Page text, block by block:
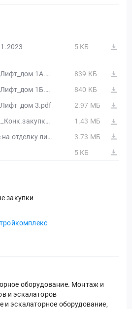
5 КБ
КБК-8-5Л_Чертеж_Лифт_дом 1А.PDF
839 КБ
КБК-8-5Л_Чертеж_Лифт_дом 1Б.PDF
840 КБ
3.pdf
2.97 МБ
КБК-8-5Л_Тех. зад._Конк.закупка_Лифты_ 8 оч. Северное Сияние.pdf
1.43 МБ
КБК-8-5Л_Задание на отделку лифтов_8 оч. Северное Сияние.pdf
3.73 МБ
5 КБ
закупки
оборудование. Монтаж и
и эскалаторов
и эскалаторное оборудование,